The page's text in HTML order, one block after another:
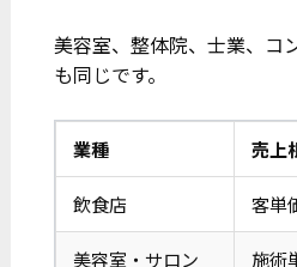
美容室、整体院、士業、コ
も同じです。
業種 売上
飲食店 客単
美容室・サロン 施術